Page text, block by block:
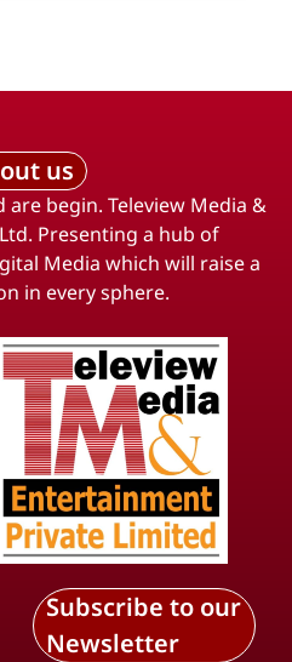
us
are begin. Teleview Media &
Presenting a hub of
Media which will raise a
in every sphere.
Subscribe to our
Newsletter